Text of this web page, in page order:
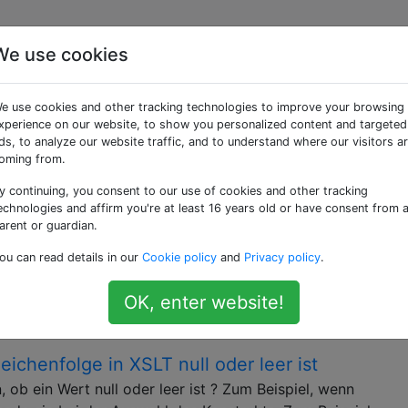
Fragen
mit der strukturierte Dokumente in andere Formate (z.
sollte eines der Tags xslt-1.0, xslt-2.0 oder xslt-3.0
[geschlossen]
nicht den Richtlinien für Stapelüberlauf . Derzeit werden
Sie diese Frage verbessern? Aktualisieren Sie die
Geschlossen 11 Monate . Gibt es ein XSLT-
Transformationen …
in XSLT null oder leer ist
ob ein Wert null oder leer ist ? Zum Beispiel, wenn
use cookies
use cookies and other tracking technologies to improve your browsing
on our website, to show you personalized content and targeted
to analyze our website traffic, and to understand where our visitors
from.
continuing, you consent to our use of cookies and other tracking
and affirm you're at least 16 years old or have consent from a
or guardian.
can read details in our Cookie policy and Privacy policy.
OK, enter website!